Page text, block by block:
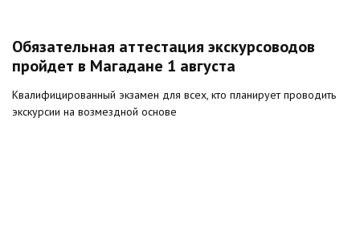
Обязательная аттестация экскурсоводов
пройдет в Магадане 1 августа
Квалифицированный экзамен для всех, кто планирует проводить
экскурсии на возмездной основе